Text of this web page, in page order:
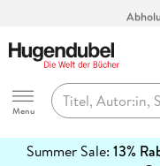
Hugendubel
Menu
Summer Sale: 13%